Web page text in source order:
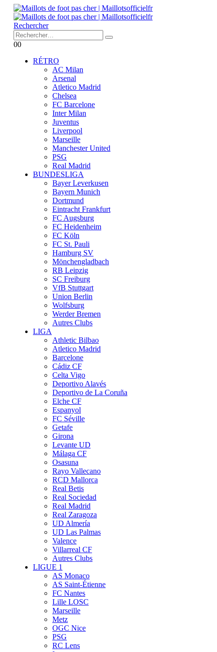
Rechercher
00
RÉTRO
AC Milan
Arsenal
Atletico Madrid
Chelsea
FC Barcelone
Inter Milan
Juventus
Liverpool
Marseille
Manchester United
PSG
Real Madrid
BUNDESLIGA
Bayer Leverkusen
Bayern Munich
Dortmund
Eintracht Frankfurt
FC Augsburg
FC Heidenheim
FC Köln
FC St. Pauli
Hamburg SV
Mönchengladbach
RB Leipzig
SC Freiburg
VfB Stuttgart
Union Berlin
Wolfsburg
Werder Bremen
Autres Clubs
LIGA
Athletic Bilbao
Atletico Madrid
Barcelone
Cádiz CF
Celta Vigo
Deportivo Alavés
Deportivo de La Coruña
Elche CF
Espanyol
FC Séville
Getafe
Girona
Levante UD
Málaga CF
Osasuna
Rayo Vallecano
RCD Mallorca
Real Betis
Real Sociedad
Real Madrid
Real Zaragoza
UD Almería
UD Las Palmas
Valence
Villarreal CF
Autres Clubs
LIGUE 1
AS Monaco
AS Saint-Étienne
FC Nantes
Lille LOSC
Marseille
Metz
OGC Nice
PSG
RC Lens